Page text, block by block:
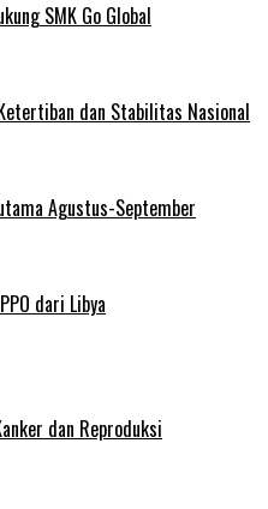
SMK Go Global
dan Stabilitas Nasional
Agustus-September
dari Libya
dan Reproduksi